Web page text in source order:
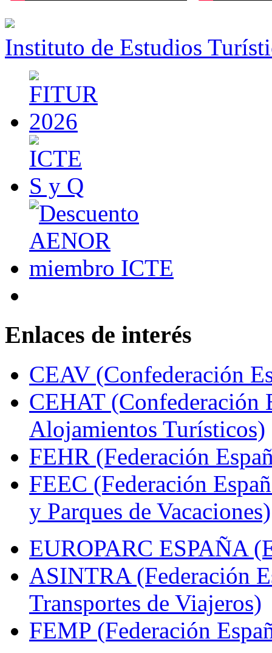
Instituto de Estudios
Enlaces de interés
CEAV (Confederación
CEHAT (Confederación
Alojamientos Turísticos)
FEHR (Federación
FEEC (Federación
y Parques de Vacaciones)
EUROPARC ESPAÑA
ASINTRA (Federación
Transportes de Viajeros)
FEMP (Federación